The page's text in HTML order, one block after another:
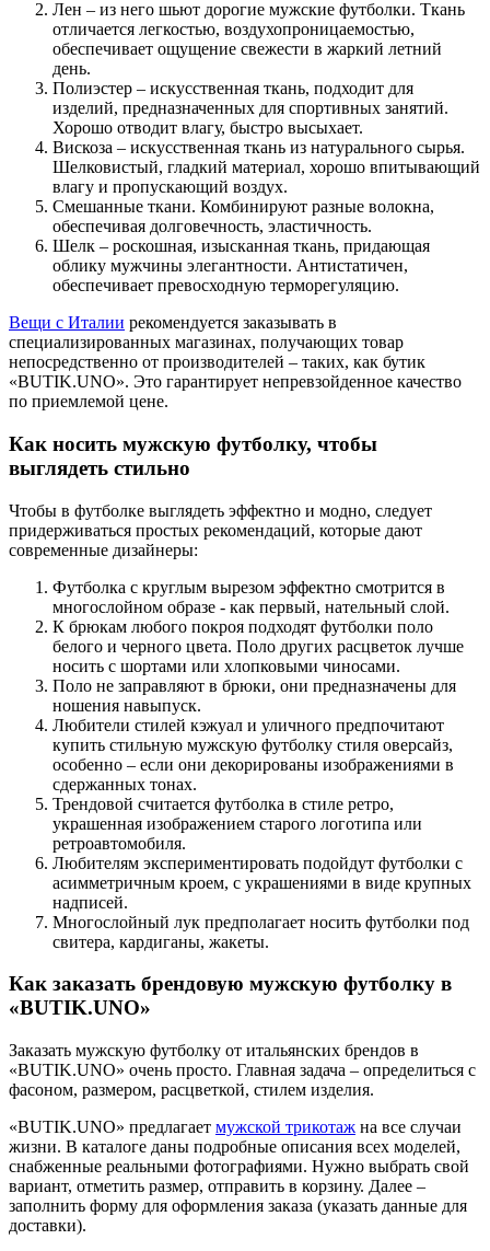
Лен – из него шьют дорогие мужские футболки. Ткань
отличается легкостью, воздухопроницаемостью,
обеспечивает ощущение свежести в жаркий летний
день.
Полиэстер – искусственная ткань, подходит для
изделий, предназначенных для спортивных занятий.
Хорошо отводит влагу, быстро высыхает.
Вискоза – искусственная ткань из натурального сырья.
Шелковистый, гладкий материал, хорошо впитывающий
влагу и пропускающий воздух.
Смешанные ткани. Комбинируют разные волокна,
обеспечивая долговечность, эластичность.
Шелк – роскошная, изысканная ткань, придающая
облику мужчины элегантности. Антистатичен,
обеспечивает превосходную терморегуляцию.
Вещи с Италии рекомендуется заказывать в
специализированных магазинах, получающих товар
непосредственно от производителей – таких, как бутик
«BUTIK.UNO». Это гарантирует непревзойденное качество
по приемлемой цене.
Как носить мужскую футболку, чтобы
выглядеть стильно
Чтобы в футболке выглядеть эффектно и модно, следует
придерживаться простых рекомендаций, которые дают
современные дизайнеры:
Футболка с круглым вырезом эффектно смотрится в
многослойном образе - как первый, нательный слой.
К брюкам любого покроя подходят футболки поло
белого и черного цвета. Поло других расцветок лучше
носить с шортами или хлопковыми чиносами.
Поло не заправляют в брюки, они предназначены для
ношения навыпуск.
Любители стилей кэжуал и уличного предпочитают
купить стильную мужскую футболку стиля оверсайз,
особенно – если они декорированы изображениями в
сдержанных тонах.
Трендовой считается футболка в стиле ретро,
украшенная изображением старого логотипа или
ретроавтомобиля.
Любителям экспериментировать подойдут футболки с
асимметричным кроем, с украшениями в виде крупных
надписей.
Многослойный лук предполагает носить футболки под
свитера, кардиганы, жакеты.
Как заказать брендовую мужскую футболку в
«BUTIK.UNO»
Заказать мужскую футболку от итальянских брендов в
«BUTIK.UNO» очень просто. Главная задача – определиться с
фасоном, размером, расцветкой, стилем изделия.
«BUTIK.UNO» предлагает мужской трикотаж на все случаи
жизни. В каталоге даны подробные описания всех моделей,
снабженные реальными фотографиями. Нужно выбрать свой
вариант, отметить размер, отправить в корзину. Далее –
заполнить форму для оформления заказа (указать данные для
доставки).